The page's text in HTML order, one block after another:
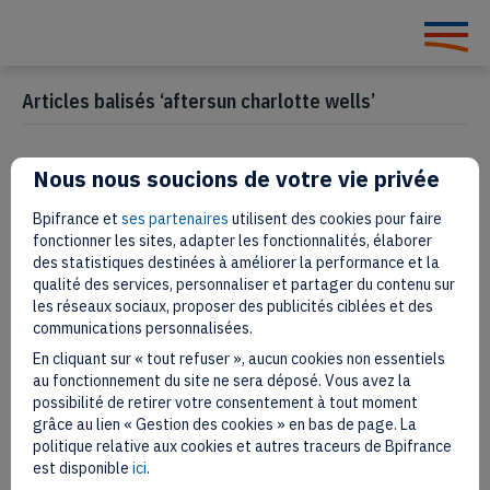
Articles balisés ‘aftersun charlotte wells’
L’artiste Caroline Corbasson, de
Hilma Af Klint à Lana del Rey
22 septembre 2023
Nous nous soucions de votre vie privée
Bpifrance et ses partenaires utilisent des cookies pour faire
fonctionner les sites, adapter les fonctionnalités, élaborer
des statistiques destinées à améliorer la performance et la
qualité des services, personnaliser et partager du contenu sur
les réseaux sociaux, proposer des publicités ciblées et des
communications personnalisées.
En cliquant sur « tout refuser », aucun cookies non essentiels
au fonctionnement du site ne sera déposé. Vous avez la
possibilité de retirer votre consentement à tout moment
grâce au lien « Gestion des cookies » en bas de page. La
politique relative aux cookies et autres traceurs de Bpifrance
est disponible ici.